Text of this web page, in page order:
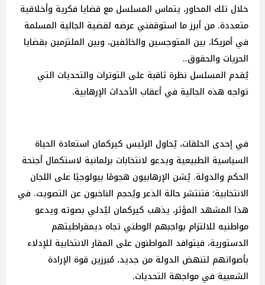
خلال تلك المحاور، يتماس المسلسل مع قضايا فكرية وأخلاقية
متعددة. من أبرز ما استوقفني عرضه لقضية الجالية المسلمة
في أمريكا، بين المتوجسين والخائفين، وبين الملتزمين بقضايا
الحريات والحقوق..
يُقدم المسلسل نظرة ثاقبة على التوترات والتحديات التي
تواجه هذه الجالية في أعقاب الأحداث الإرهابية.
في إحدى الحلقات، يُحاول الرئيس كيركمان استعادة الحياة
السياسية الطبيعية ويدعو لانتخابات برلمانية لاستكمال أجنحة
الحكم والدولة. يُشن الإرهابيون هجومًا بيولوجيًا على اللجان
الانتخابية؛ فتنتشر حالة الذعر ويُحجم الناخبون عن التصويت. في
هذا المشهد المؤثر، يذهب كيركمان ليُدلي بصوته ويدعو
مواطنيه للالتزام بواجبهم الوطني تجاه ديمقراطيتهم
الدستورية، فيتوافد المواطنون على المقار الانتخابية للإدلاء
بأصواتهم لتنهض الدولة من جديد، مُبرزين قوة الإرادة
الشعبية في مواجهة التحديات.